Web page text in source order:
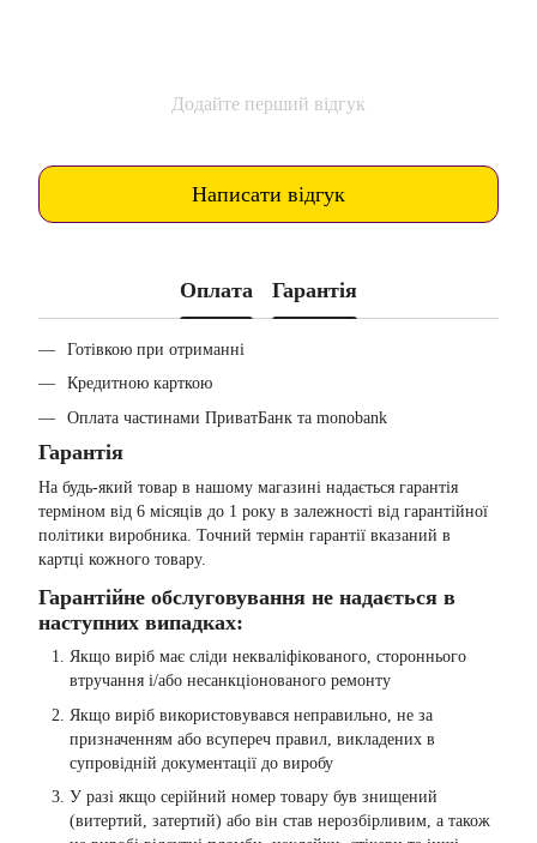
Додайте перший відгук
Написати відгук
Оплата Гарантія
Готівкою при отриманні
Кредитною карткою
Оплата частинами ПриватБанк та monobank
Гарантія
На будь-який товар в нашому магазині надається гарантія
терміном від 6 місяців до 1 року в залежності від гарантійної
політики виробника. Точний термін гарантії вказаний в
картці кожного товару.
Гарантійне обслуговування не надається в
наступних випадках:
Якщо виріб має сліди некваліфікованого, стороннього
втручання і/або несанкціонованого ремонту
Якщо виріб використовувався неправильно, не за
призначенням або всупереч правил, викладених в
супровідній документації до виробу
У разі якщо серійний номер товару був знищений
(витертий, затертий) або він став нерозбірливим, а також